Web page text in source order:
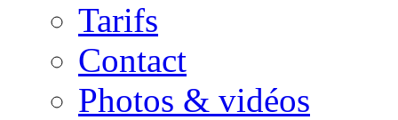
Tarifs
Contact
Photos & vidéos